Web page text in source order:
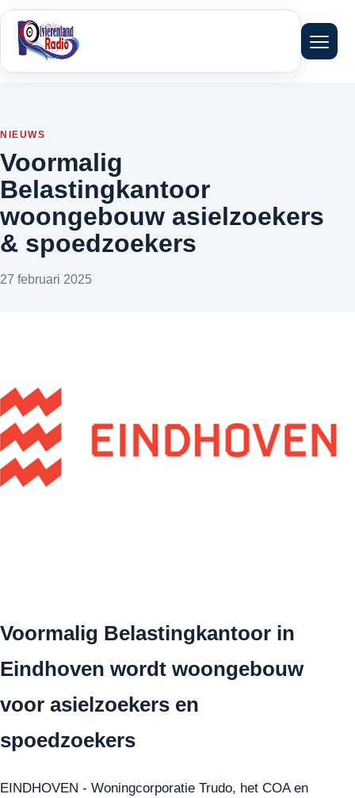
Menu
NIEUWS
Voormalig
Belastingkantoor
woongebouw asielzoekers
& spoedzoekers
27 februari 2025
Voormalig Belastingkantoor in
Eindhoven wordt woongebouw
voor asielzoekers en
spoedzoekers
EINDHOVEN - Woningcorporatie Trudo, het COA en